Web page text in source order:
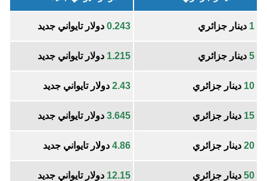
1 دينار جزائري 0.243 دولار تايواني جديد
5 دينار جزائري 1.215 دولار تايواني جديد
10 دينار جزائري 2.43 دولار تايواني جديد
15 دينار جزائري 3.645 دولار تايواني جديد
20 دينار جزائري 4.86 دولار تايواني جديد
50 دينار جزائري 12.15 دولار تايواني جديد